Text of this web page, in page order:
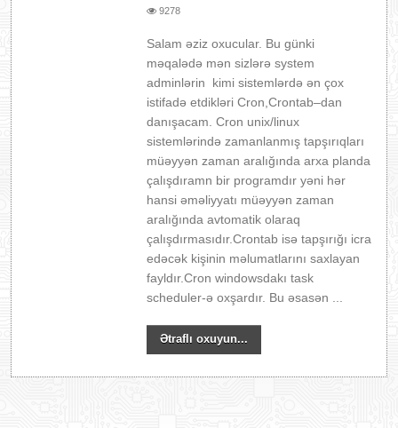
9278
Salam əziz oxucular. Bu günki
məqalədə mən sizlərə system
adminlərin kimi sistemlərdə ən çox
istifadə etdikləri Cron,Crontab–dan
danışacam. Cron unix/linux
sistemlərində zamanlanmış tapşırıqları
müəyyən zaman aralığında arxa planda
çalışdıramn bir programdır yəni hər
hansi əməliyyatı müəyyən zaman
aralığında avtomatik olaraq
çalışdırmasıdır.Crontab isə tapşırığı icra
edəcək kişinin məlumatlarını saxlayan
fayldır.Cron windowsdakı task
scheduler-ə oxşardır. Bu əsasən ...
Ətraflı oxuyun...